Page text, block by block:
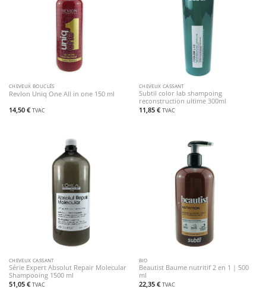
CHEVEUX BOUCLÉS
Revlon Uniq One All in one 150 ml
14,50 € TVAC
CHEVEUX CASSANT
Subtil color lab shampoing
reconstruction ultime 300ml
11,85 € TVAC
CHEVEUX CASSANT
Série Expert Absolut Repair Molecular
Shampooing 1500 ml
51,05 € TVAC
BIO
Beautist Baume nutritif 2 en 1 | 500
ml
22,35 € TVAC